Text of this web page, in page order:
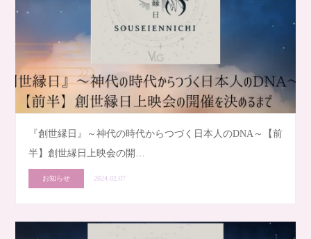
『創世縁日』～神代の時代からつづく日本人のDNA～【前
半】創世縁日上映会の開…
お知らせ 2024.02.07